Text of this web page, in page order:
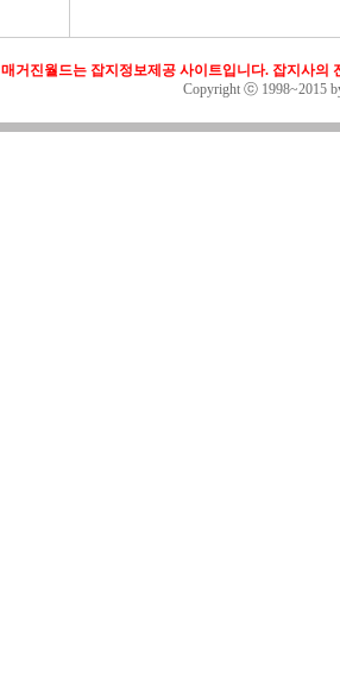
매거진월드는 잡지정보제공 사이트입니다. 잡지사의
Copyright ⓒ 1998~2015